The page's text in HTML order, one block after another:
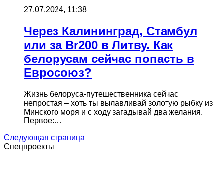
27.07.2024, 11:38
Через Калининград, Стамбул
или за Br200 в Литву. Как
белорусам сейчас попасть в
Евросоюз?
Жизнь белоруса-путешественника сейчас
непростая – хоть ты вылавливай золотую рыбку из
Минского моря и с ходу загадывай два желания.
Первое:…
Следующая страница
Спецпроекты